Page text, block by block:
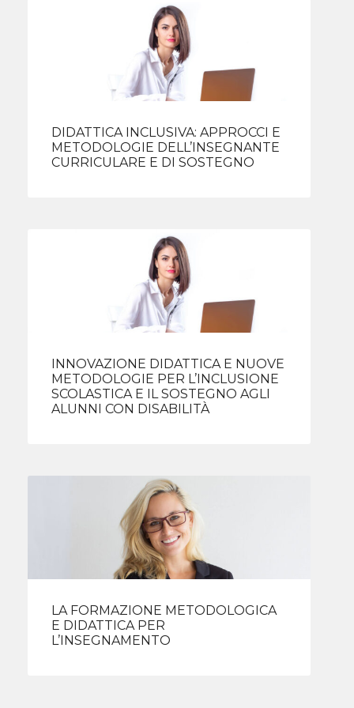
DIDATTICA INCLUSIVA: APPROCCI E
METODOLOGIE DELL’INSEGNANTE
CURRICULARE E DI SOSTEGNO
INNOVAZIONE DIDATTICA E NUOVE
METODOLOGIE PER L’INCLUSIONE
SCOLASTICA E IL SOSTEGNO AGLI
ALUNNI CON DISABILITÀ
LA FORMAZIONE METODOLOGICA
E DIDATTICA PER
L’INSEGNAMENTO